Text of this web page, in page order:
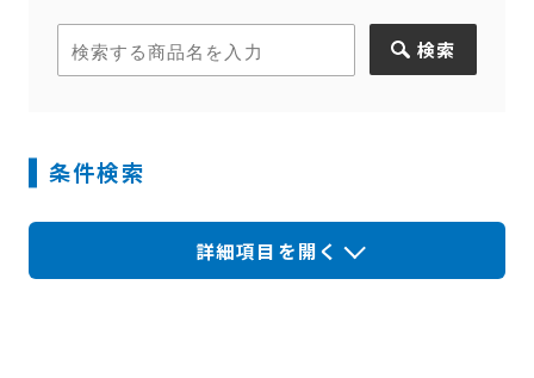
サブメニュー開
お知らせ
塗料の選び方
カラーシミュレーション
検索
条件検索